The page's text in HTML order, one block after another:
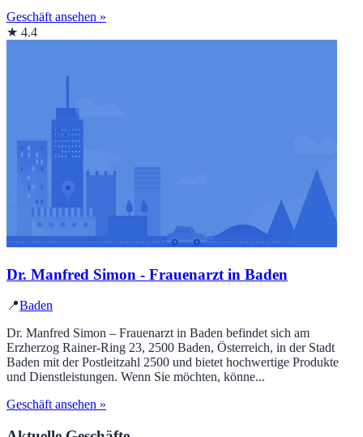
Geschäft ansehen »
★ 4.4
Dr. Manfred Simon - Frauenarzt in Baden
📍Baden
Dr. Manfred Simon – Frauenarzt in Baden befindet sich am
Erzherzog Rainer-Ring 23, 2500 Baden, Österreich, in der Stadt
Baden mit der Postleitzahl 2500 und bietet hochwertige Produkte
und Dienstleistungen. Wenn Sie möchten, könne...
Geschäft ansehen »